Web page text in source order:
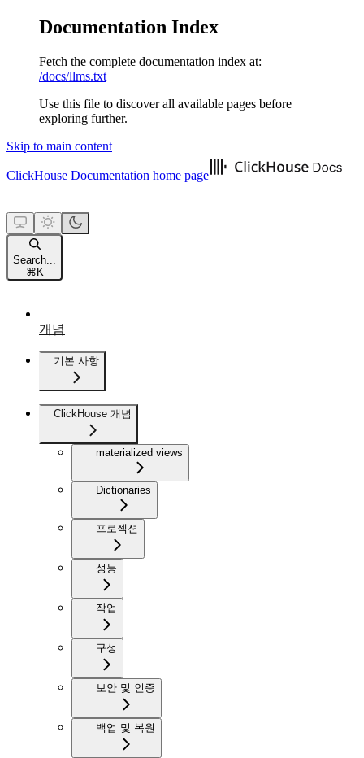
Documentation Index
Fetch the complete documentation index at:
/docs/llms.txt
Use this file to discover all available pages before
exploring further.
Skip to main content
ClickHouse Documentation home page
Search...
⌘ K
개념
기본 사항
ClickHouse 개념
materialized views
Dictionaries
프로젝션
성능
작업
구성
보안 및 인증
백업 및 복원